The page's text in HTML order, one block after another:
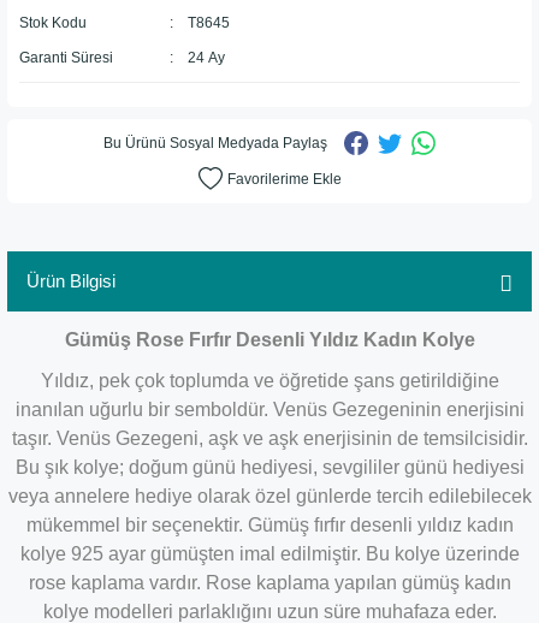
Stok Kodu T8645
Garanti Süresi 24 Ay
Bu Ürünü Sosyal Medyada Paylaş
Ürün Bilgisi
Gümüş Rose Fırfır Desenli Yıldız Kadın Kolye
Yıldız, pek çok toplumda ve öğretide şans getirildiğine
inanılan uğurlu bir semboldür. Venüs Gezegeninin enerjisini
taşır. Venüs Gezegeni, aşk ve aşk enerjisinin de temsilcisidir.
Bu şık kolye; doğum günü hediyesi, sevgililer günü hediyesi
veya annelere hediye olarak özel günlerde tercih edilebilecek
mükemmel bir seçenektir. Gümüş fırfır desenli yıldız kadın
kolye 925 ayar gümüşten imal edilmiştir. Bu kolye üzerinde
rose kaplama vardır. Rose kaplama yapılan gümüş kadın
kolye modelleri parlaklığını uzun süre muhafaza eder.